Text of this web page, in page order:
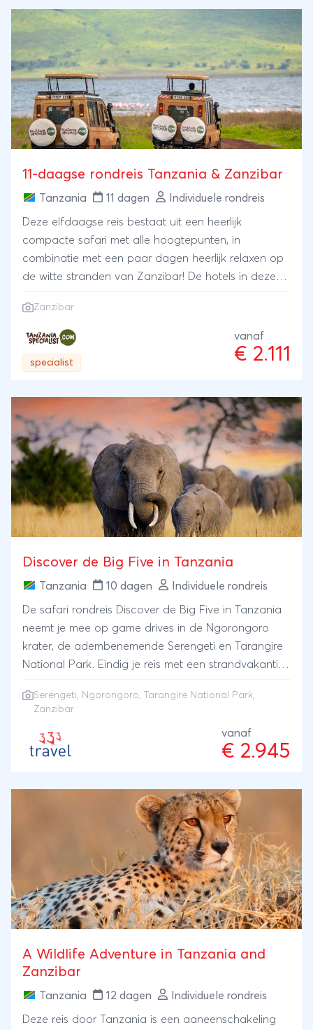
11-daagse rondreis Tanzania & Zanzibar
Tanzania 11 dagen Individuele rondreis
Deze elfdaagse reis bestaat uit een heerlijk
compacte safari met alle hoogtepunten, in
combinatie met een paar dagen heerlijk relaxen op
de witte stranden van Zanzibar! De hotels in deze
van volpension. Het zijn fijne hotels, die wij speciaal
selecteren op basis van hun goede kwaliteit en
service. Wie luxere hotels wenst, kan hieronder
kiezen uit de categorieën Gold of Platinum.
Zanzibar
specialist
vanaf
€ 2.111
Discover de Big Five in Tanzania
Tanzania 10 dagen Individuele rondreis
De safari rondreis Discover de Big Five in Tanzania
neemt je mee op game drives in de Ngorongoro
krater, de adembenemende Serengeti en Tarangire
National Park. Eindig je reis met een strandvakantie
Serengeti, Ngorongoro, Tarangire National Park,
Zanzibar
vanaf
€ 2.945
A Wildlife Adventure in Tanzania and
Zanzibar
Tanzania 12 dagen Individuele rondreis
Deze reis door Tanzania is een aaneenschakeling